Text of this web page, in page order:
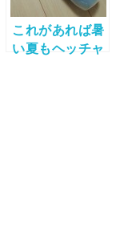
これがあれば暑
い夏もヘッチャ